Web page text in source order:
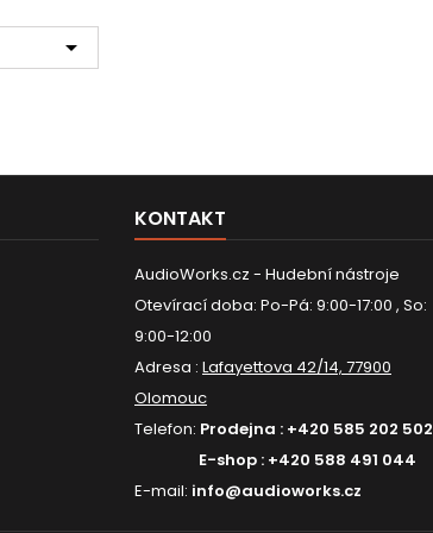

KONTAKT
AudioWorks.cz - Hudební nástroje
Otevírací doba: Po-Pá: 9:00-17:00 , So:
9:00-12:00
Adresa : Lafayettova 42/14, 77900
Olomouc
Telefon: Prodejna : +420 585 202 502
E-shop : +420 588 491 044
E-mail: info@audioworks.cz